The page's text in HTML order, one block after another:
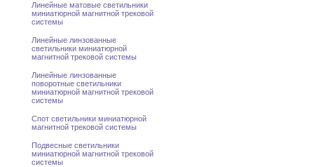
Линейные матовые светильники
миниатюрной магнитной трековой
системы
Линейные линзованные
светильники миниатюрной
магнитной трековой системы
Линейные линзованные
поворотные светильники
миниатюрной магнитной трековой
системы
Спот светильники миниатюрной
магнитной трековой системы
Подвесные светильники
миниатюрной магнитной трековой
системы